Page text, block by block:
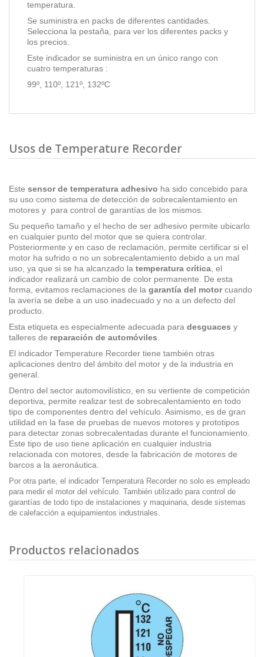
temperatura.
Se suministra en packs de diferentes cantidades.
Selecciona la pestaña, para ver los diferentes packs y
los precios.
Este indicador se suministra en un único rango con
cuatro temperaturas :
99º, 110º, 121º, 132ºC
Usos de Temperature Recorder
Este sensor de temperatura adhesivo ha sido concebido para
su uso como sistema de detección de sobrecalentamiento en
motores y para control de garantías de los mismos.
Su pequeño tamaño y el hecho de ser adhesivo permite ubicarlo
en cualquier punto del motor que se quiera controlar.
Posteriormente y en caso de reclamación, permite certificar si el
motor ha sufrido o no un sobrecalentamiento debido a un mal
uso, ya que si se ha alcanzado la temperatura crítica, el
indicador realizará un cambio de color permanente. De esta
forma, evitamos reclamaciones de la garantía del motorcuando
la avería se debe a un uso inadecuado y no a un defecto del
producto.
Esta etiqueta es especialmente adecuada para desguaces y
talleres de reparación de automóviles.
El indicador Temperature Recorder tiene también otras
aplicaciones dentro del ámbito del motor y de la industria en
general.
Dentro del sector automovilístico, en su vertiente de competición
deportiva, permite realizar test de sobrecalentamiento en todo
tipo de componentes dentro del vehículo. Asimismo, es de gran
utilidad en la fase de pruebas de nuevos motores y prototipos
para detectar zonas sobrecalentadas durante el funcionamiento.
Este tipo de uso tiene aplicación en cualquier industria
relacionada con motores, desde la fabricación de motores de
barcos a la aeronáutica.
Por otra parte, el indicador Temperatura Recorder no solo es empleado
para medir el motor del vehículo. También utilizado para control de
garantías de todo tipo de instalaciones y maquinaria, desde sistemas
de calefacción a equipamientos industriales.
Productos relacionados